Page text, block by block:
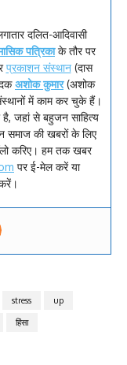
दलित-आदिवासी
पत्रिकाके तौर पर
प्रकाशन संस्थान(दास
अशोक कुमार (अशोक
में काम कर चुके हैं।
है, जहां से बहुजन साहित्य
समाज की खबरों के लिए
करिए। हम तक खबर
पर ई-मेल करें या
stress
up
हिंसा